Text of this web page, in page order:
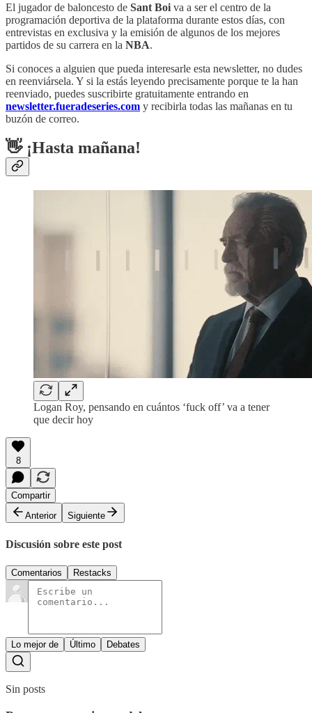
El jugador de baloncesto de Sant Boi va a ser el centro de la
programación deportiva de la plataforma durante estos días, con
entrevistas en exclusiva y la emisión de algunos de los mejores
partidos de su carrera en la NBA.
Si conoces a alguien que pueda interesarle esta newsletter, no dudes
en reenviársela. Y si la estás leyendo precisamente porque te la han
reenviado, puedes suscribirte gratuitamente entrando en
newsletter.fueradeseries.com y recibirla todas las mañanas en tu
buzón de correo.
👋 ¡Hasta mañana!
Logan Roy, pensando en cuántos ‘fuck off’ va a tener
que decir hoy
8
Compartir
Anterior
Siguiente
Discusión sobre este post
Comentarios Restacks
Lo mejor de Último Debates
Sin posts